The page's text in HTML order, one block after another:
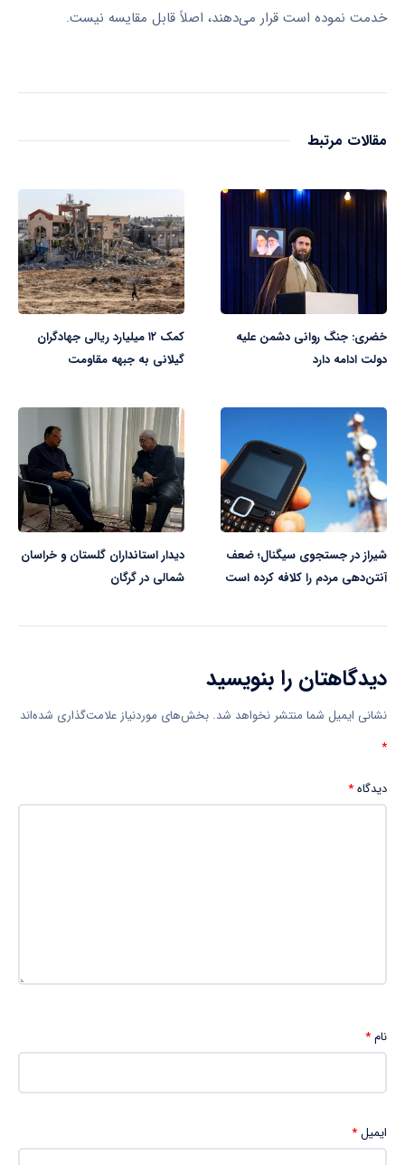
خدمت نموده است قرار می‌دهند، اصلاً قابل مقایسه نیست.
مقالات مرتبط
خضری: جنگ روانی دشمن علیه
دولت ادامه دارد
کمک ۱۲ میلیارد ریالی جهادگران
گیلانی به جبهه مقاومت
شیراز در جستجوی سیگنال؛ ضعف
آنتن‌دهی مردم را کلافه کرده است
دیدار استانداران گلستان و خراسان
شمالی در گرگان
دیدگاهتان را بنویسید
نشانی ایمیل شما منتشر نخواهد شد. بخش‌های موردنیاز علامت‌گذاری شده‌اند
*
دیدگاه*
نام*
ایمیل*